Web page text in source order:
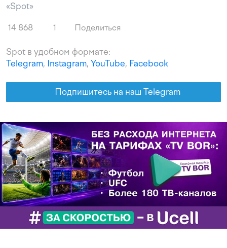
«Spot»
14 868 1 Поделиться
Spot в удобном формате:
Telegram, Instagram, YouTube, Facebook
Подпишитесь на наш Telegram